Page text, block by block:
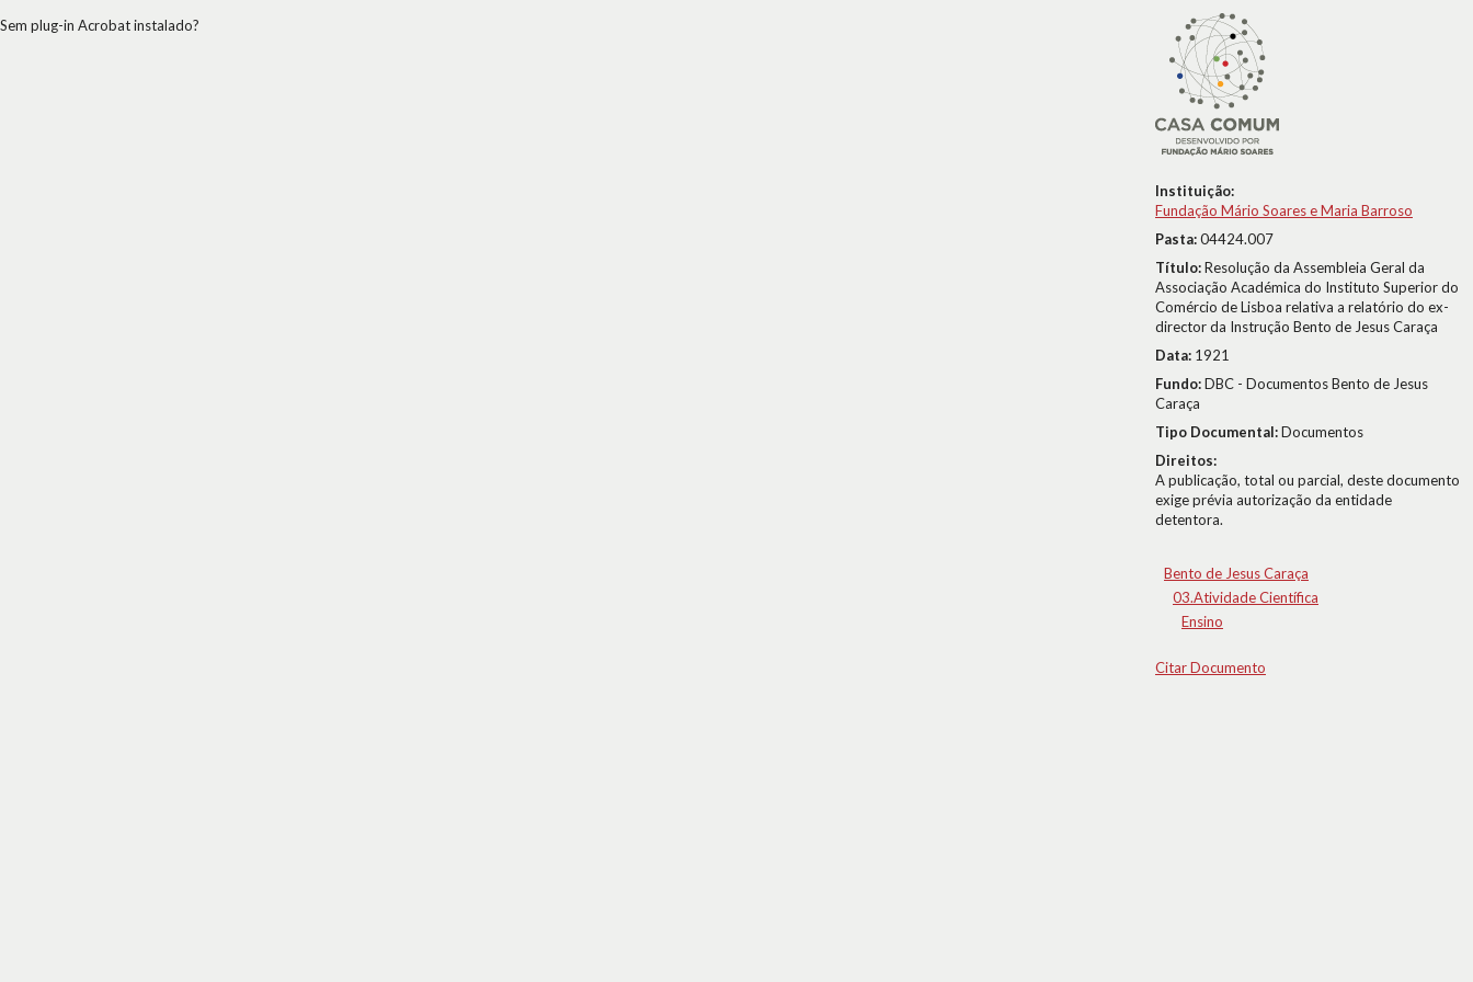
Instituição:
Fundação Mário Soares e Maria Barroso
Pasta:04424.007
Título:Resolução da Assembleia Geral da
Associação Académica do Instituto Superior do
Comércio de Lisboa relativa a relatório do ex-
director da Instrução Bento de Jesus Caraça
Data: 1921
Fundo:DBC - Documentos Bento de Jesus
Caraça
Tipo Documental:Documentos
Direitos:
A publicação, total ou parcial, deste documento
exige prévia autorização da entidade
detentora.
Bento de Jesus Caraça
03.Atividade Científica
Ensino
Citar Documento
Sem plug-in Acrobat instalado?